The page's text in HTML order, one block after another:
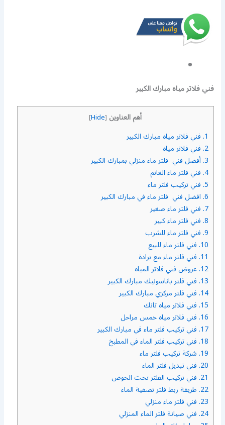
فني فلاتر مياه مبارك الكبير
أهم العناوين [
Hide
]
1. فني فلاتر مياه مبارك الكبير
2. فني فلاتر مياه
3. أفضل فني فلتر ماء منزلي بمبارك الكبير
4. فني فلتر ماء الغانم
5. فني تركيب فلتر ماء
6. افضل فني فلتر ماء في مبارك الكبير
7. فني فلتر ماء صغير
8. فني فلتر ماء كبير
9. فني فلتر ماء للشرب
10. فني فلتر ماء للبيع
11. فني فلتر ماء مع برادة
12. عروض فني فلاتر المياه
13. فني فلتر باناسونيك مبارك الكبير
14. فني فلتر مركزي مبارك الكبير
15. فني فلاتر مياه تانك
16. فني فلاتر مياه خمس مراحل
17. فني تركيب فلتر ماء في مبارك الكبير
18. فني تركيب فلتر الماء في المطبخ
19. شركة تركيب فلتر ماء
20. فني تبديل فلتر الماء
21. فني تركيب الفلتر تحت الحوض
22. طريقة ربط فلتر تصفية الماء
23. فني فلتر ماء منزلي
24. فني صيانة فلتر الماء المنزلي